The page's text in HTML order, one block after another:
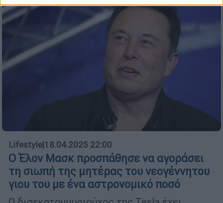
Lifestyle|18.04.2025 22:00
Ο Έλον Μασκ προσπάθησε να αγοράσει
τη σιωπή της μητέρας του νεογέννητου
γιου του με ένα αστρονομικό ποσό